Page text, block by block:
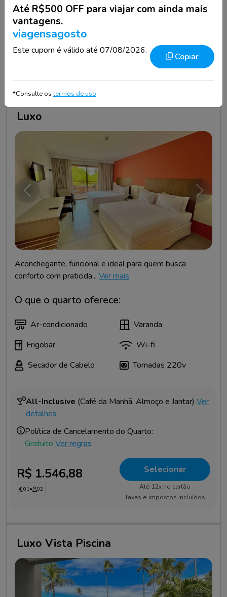
Conheça os quartos
Quarto 01
Luxo
Anterior
Aconchegante, funcional e ideal para quem busca
conforto com praticida... Ver mais
O que o quarto oferece:
Ar-condicionado
Varanda
Frigobar
Wi-fi
Secador de Cabelo
Tomadas 220v
All-Inclusive (Café da Manhã, Almoço e Jantar) Ver
detalhes
Política de Cancelamento do Quarto:
Gratuito Ver regras
R$ 1.546,88
01• 02
Selecionar
Até 12x no cartão
Taxas e impostos incluídos
Luxo Vista Piscina
Até R$500 OFF para viajar com ainda mais
vantagens.
viagensagosto
Este cupom é válido até 07/08/2026.
Copiar
*Consulte ostermos de uso